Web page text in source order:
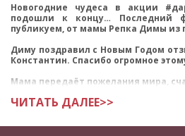
Новогодние чудеса в акции
подошли к концу… Последний
публикуем, от мамы Репка Димы из
Диму поздравил с Новым Годом
Константин. Спасибо огромное
Мама передаёт пожелания мира,
ЧИТАТЬ ДАЛЕЕ>>